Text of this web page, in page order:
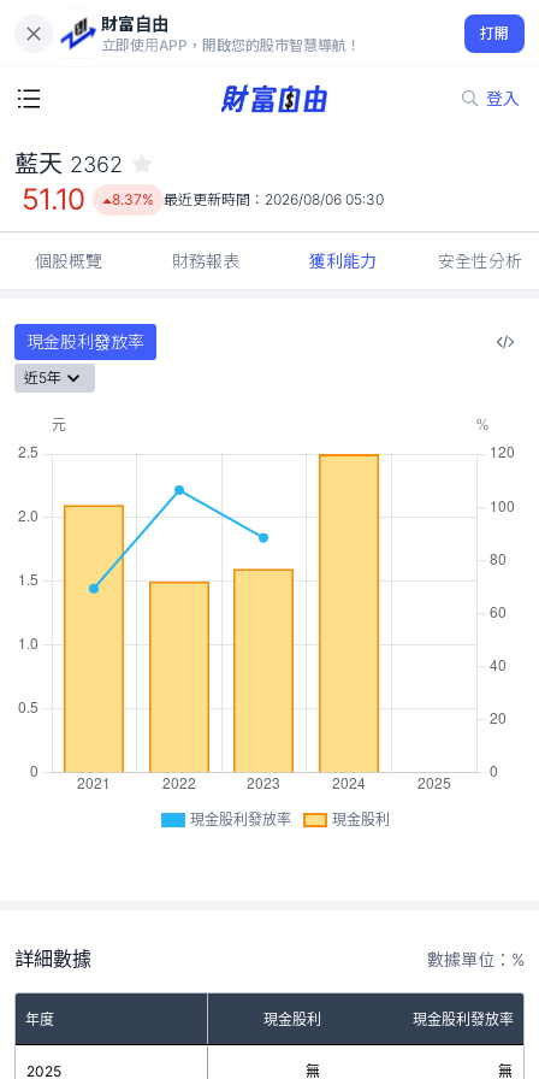
財富自由
立即使用APP，開啟您的股市智慧導航！
打開
登入
51.10
8.37%
藍天 2362
51.10 8.37% 最近更新時間： 2026/08/06 05:30
個股概覽 財務報表 獲利能力 安全性分析
現金股利發放率
近5年
現金股利發放率 現金股利
詳細數據 數據單位：%
年度 現金股利 現金股利發放率
2025 無 無